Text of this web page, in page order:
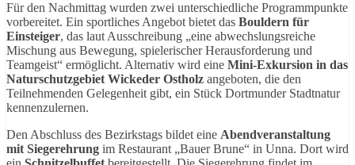
Für den Nachmittag wurden zwei unterschiedliche Programmpunkte
vorbereitet. Ein sportliches Angebot bietet das Bouldern für
Einsteiger, das laut Ausschreibung „eine abwechslungsreiche
Mischung aus Bewegung, spielerischer Herausforderung und
Teamgeist“ ermöglicht. Alternativ wird eine Mini‑Exkursion in das
Naturschutzgebiet Wickeder Ostholz angeboten, die den
Teilnehmenden Gelegenheit gibt, ein Stück Dortmunder Stadtnatur
kennenzulernen.
Den Abschluss des Bezirkstags bildet eine Abendveranstaltung
mit Siegerehrung im Restaurant „Bauer Brune“ in Unna. Dort wird